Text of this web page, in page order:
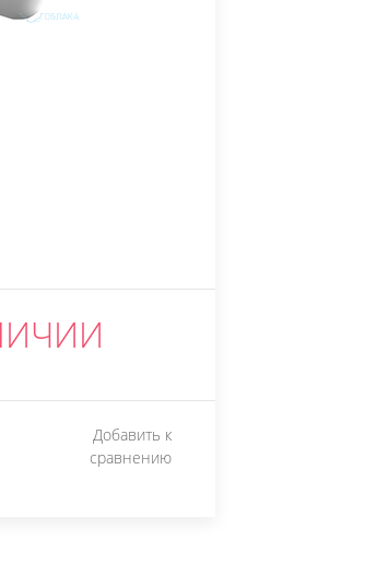
Добавить к
сравнению